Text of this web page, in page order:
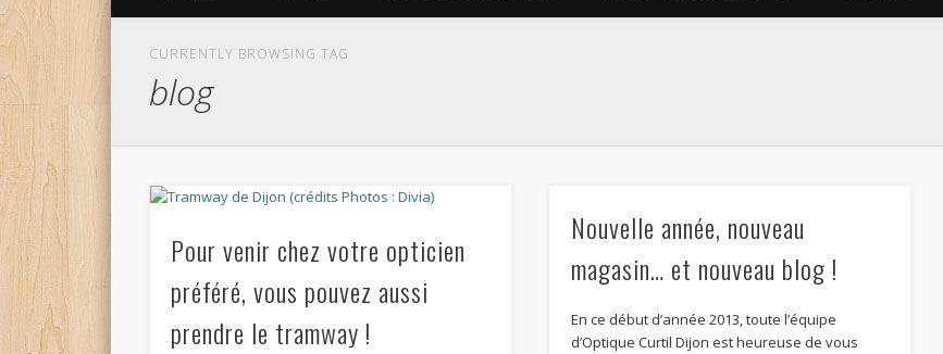
CURRENTLY BROWSING TAG
blog
Pour venir chez votre opticien
préféré, vous pouvez aussi
prendre le tramway !
Nouvelle année, nouveau
magasin… et nouveau blog !
En ce début d’année 2013, toute l’équipe
d’Optique Curtil Dijon est heureuse de vous